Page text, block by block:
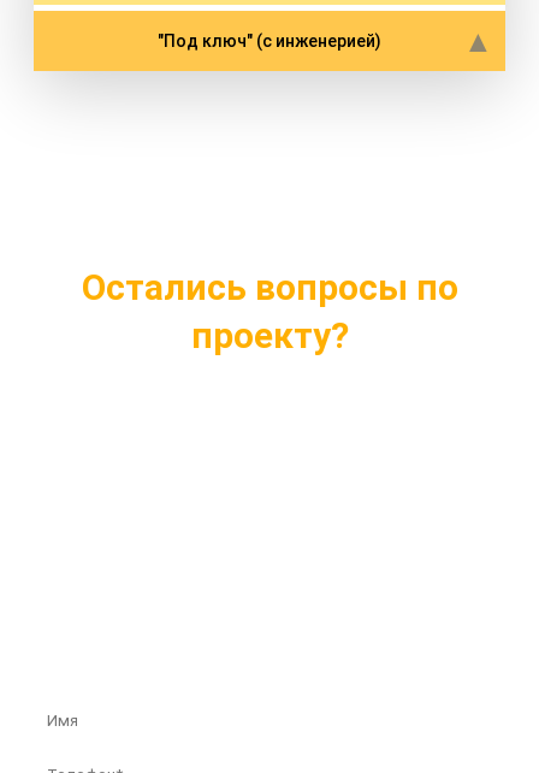
"Под ключ" (с инженерией)
Остались вопросы по
проекту?